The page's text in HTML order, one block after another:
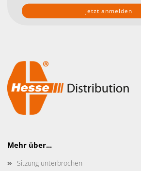
Mehr über...
Sitzung unterbrochen